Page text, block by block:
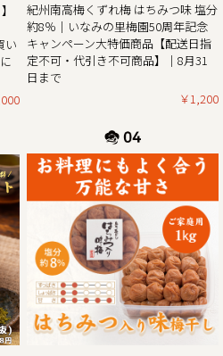
害により、2年連続の梅の大凶
分〜3割の見込みとなりまし
けず強く育った梅を皆さまの元
から夏のお買い得企画を開催さ
ール!!｜生クリームぱんだ21個
ジャイアントパンダが6月で中
を気持ちを込めて、生クリーム
させていただきます。
が大特価!!ぜひこの機会をお見
い
紀州南高梅くずれ梅 はちみつ味 塩分
約8％｜いなみの里梅園50周年記念
キャンペーン大特価商品【配送日指
定不可・代引き不可商品】｜8月31
日まで
￥1,200